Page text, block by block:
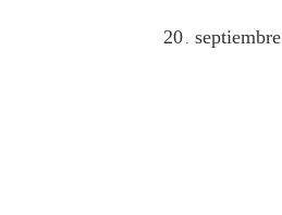
20 . septiembre